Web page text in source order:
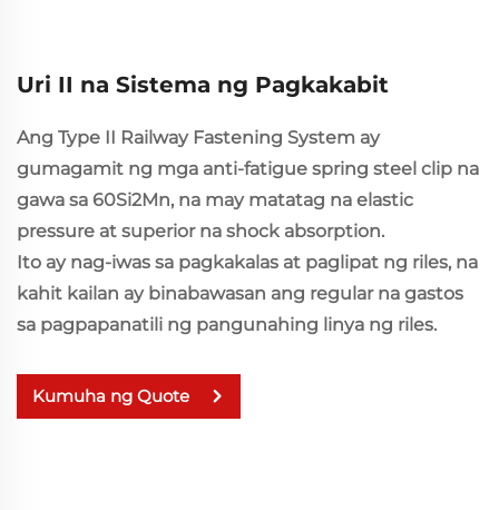
Uri II na Sistema ng Pagkakabit
Ang Type II Railway Fastening System ay
gumagamit ng mga anti-fatigue spring steel clip na
gawa sa 60Si2Mn, na may matatag na elastic
pressure at superior na shock absorption.
Ito ay nag-iwas sa pagkakalas at paglipat ng riles, na
kahit kailan ay binabawasan ang regular na gastos
sa pagpapanatili ng pangunahing linya ng riles.
Kumuha ng Quote